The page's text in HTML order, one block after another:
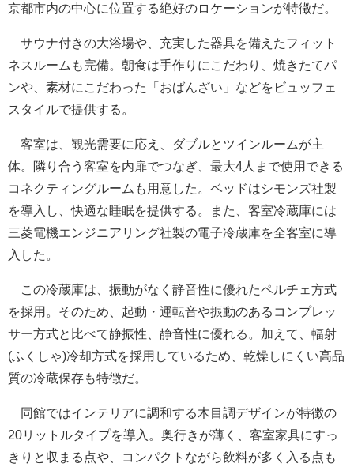
京都市内の中心に位置する絶好のロケーションが特徴だ。
サウナ付きの大浴場や、充実した器具を備えたフィット
ネスルームも完備。朝食は手作りにこだわり、焼きたてパ
ンや、素材にこだわった「おばんざい」などをビュッフェ
スタイルで提供する。
客室は、観光需要に応え、ダブルとツインルームが主
体。隣り合う客室を内扉でつなぎ、最大4人まで使用できる
コネクティングルームも用意した。ベッドはシモンズ社製
を導入し、快適な睡眠を提供する。また、客室冷蔵庫には
三菱電機エンジニアリング社製の電子冷蔵庫を全客室に導
入した。
この冷蔵庫は、振動がなく静音性に優れたペルチェ方式
を採用。そのため、起動・運転音や振動のあるコンプレッ
サー方式と比べて静振性、静音性に優れる。加えて、輻射
(ふくしゃ)冷却方式を採用しているため、乾燥しにくい高品
質の冷蔵保存も特徴だ。
同館ではインテリアに調和する木目調デザインが特徴の
20リットルタイプを導入。奥行きが薄く、客室家具にすっ
きりと収まる点や、コンパクトながら飲料が多く入る点も